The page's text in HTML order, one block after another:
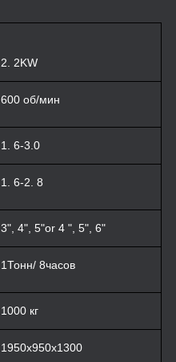
2. 2KW
600 об/мин
1. 6-3.0
1. 6-2. 8
3", 4", 5"or 4 ", 5", 6"
1Тонн/ 8часов
1000 кг
1950x950x1300